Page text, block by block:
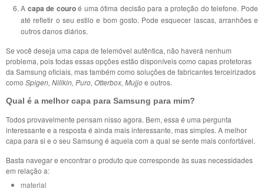
A capa de couroé uma ótima decisão para a proteção do telefone. Pode
até refletir o seu estilo e bom gosto. Pode esquecer lascas, arranhões e
outros danos diários.
Se você deseja uma capa de telemóvel autêntica, não haverá nenhum
problema, pois todas essas opções estão disponíveis como capas protetoras
da Samsung oficiais, mas também como soluções de fabricantes terceirizados
como Spigen, Nillkin, Puro, Otterbox, Mujjoe outros.
Qual é a melhor capa para Samsung para mim?
Todos provavelmente pensam nisso agora. Bem, essa é uma pergunta
interessante e a resposta é ainda mais interessante, mas simples. A melhor
capa para si e o seu Samsung é aquela com a qual se sente mais confortável.
Basta navegar e encontrar o produto que corresponde às suas necessidades
em relação a:
material